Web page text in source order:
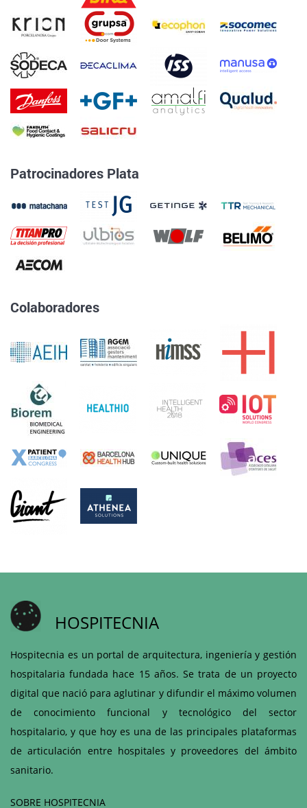
Patrocinadores Plata
Colaboradores
HOSPITECNIA
Hospitecnia es un portal de arquitectura, ingeniería y gestión
hospitalaria fundada hace 15 años. Se trata de un proyecto
digital que nació para aglutinar y difundir el máximo volumen
de conocimiento funcional y tecnológico del sector
hospitalario, y que hoy es una de las principales plataformas
de articulación entre hospitales y proveedores del ámbito
sanitario.
SOBRE HOSPITECNIA